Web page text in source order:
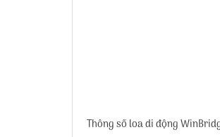
Thông số loa di động